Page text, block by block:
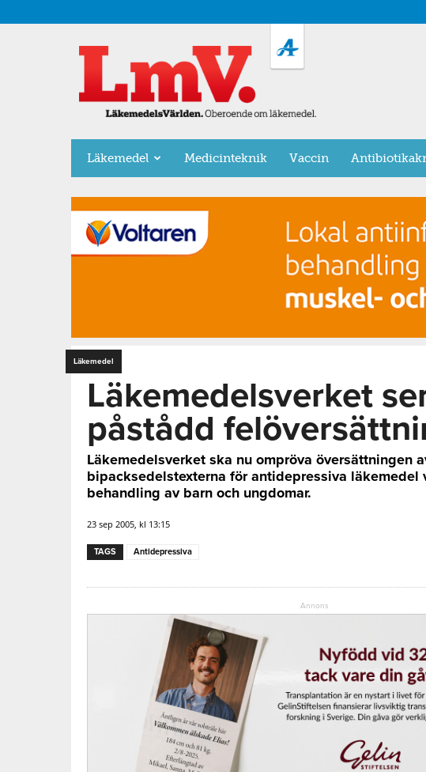
LäkemedelsVärlden
Läkemedel Medicinteknik Vaccin
Läkemedel
Läkemedelsverket
påstådd
Läkemedelsverket ska nu ompröva översättningen
bipacksedelstexterna för antidepressiva läkemedel
behandling av barn och ungdomar.
23 sep 2005, kl 13:15
TAGS Antidepressiva
Annons